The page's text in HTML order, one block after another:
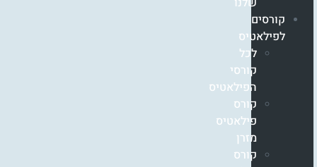
קורסים
לפילאטיס
לכל
קורסי
הפילאטיס
קורס
פילאטיס
מזרן
קורס